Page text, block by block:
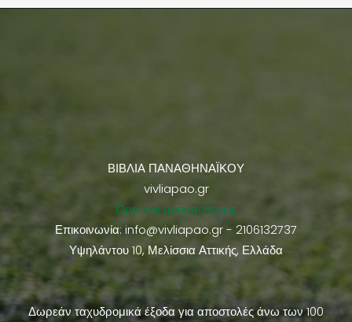
ΒΙΒΛΙΑ ΠΑΝΑΘΗΝΑΪΚΟΥ
vivliapao.gr
Όροι και προϋποθέσεις
Επικοινωνία: info@vivliapao.gr- 2106132737
Υψηλάντου 10, Μελίσσια Αττικής, Ελλάδα
Δωρεάν ταχυδρομικά έξοδα για αποστολές άνω των 100